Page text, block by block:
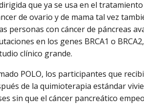
que ya se usa en el tratamiento
de ovario y de mama tal vez
personas con cáncer de páncreas
en los genes BRCA1 o
clínico grande.
POLO, los participantes que
de la quimioterapia estándar
sin que el cáncer pancreático